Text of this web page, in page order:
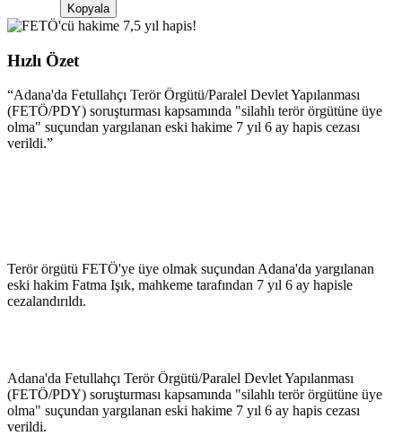
Kopyala
Hızlı Özet
“Adana'da Fetullahçı Terör Örgütü/Paralel Devlet Yapılanması
(FETÖ/PDY) soruşturması kapsamında "silahlı terör örgütüne üye
olma" suçundan yargılanan eski hakime 7 yıl 6 ay hapis cezası
verildi.”
Terör örgütü FETÖ'ye üye olmak suçundan Adana'da yargılanan
eski hakim Fatma Işık, mahkeme tarafından 7 yıl 6 ay hapisle
cezalandırıldı.
Adana'da Fetullahçı Terör Örgütü/Paralel Devlet Yapılanması
(FETÖ/PDY) soruşturması kapsamında "silahlı terör örgütüne üye
olma" suçundan yargılanan eski hakime 7 yıl 6 ay hapis cezası
verildi.